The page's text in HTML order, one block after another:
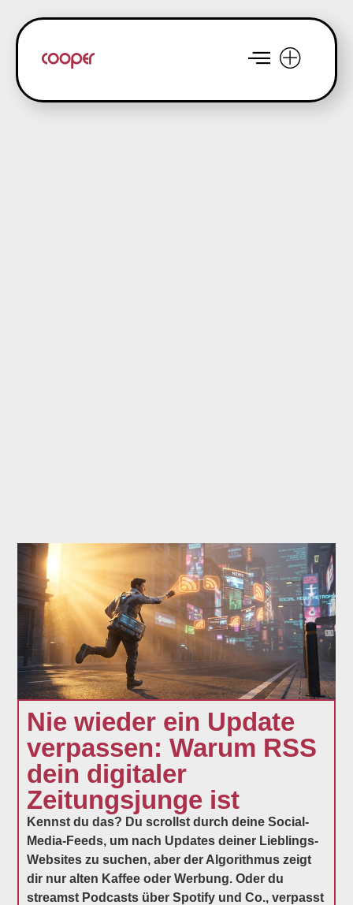
Nie wieder ein Update
verpassen: Warum RSS
dein digitaler
Zeitungsjunge ist
Kennst du das? Du scrollst durch deine Social-
Media-Feeds, um nach Updates deiner Lieblings-
Websites zu suchen, aber der Algorithmus zeigt
dir nur alten Kaffee oder Werbung. Oder du
streamst Podcasts über Spotify und Co., verpasst